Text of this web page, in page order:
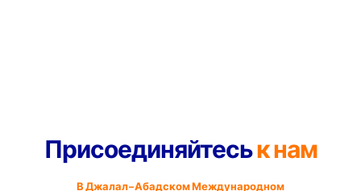
Присоединяйтеськ нам
В Джалал-Абадском Международном